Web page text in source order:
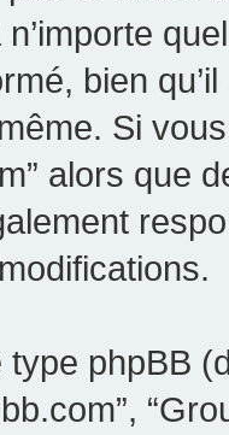
bien
Si
alors que
phpBB